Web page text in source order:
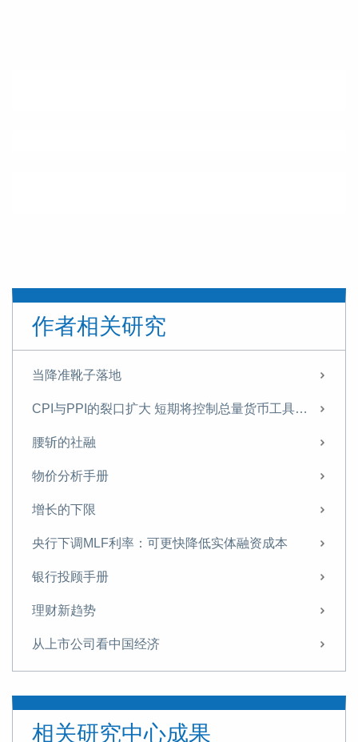
作者相关研究
当降准靴子落地
CPI与PPI的裂口扩大 短期将控制总量货币工具的使用
腰斩的社融
物价分析手册
增长的下限
央行下调MLF利率：可更快降低实体融资成本
银行投顾手册
理财新趋势
从上市公司看中国经济
如何理解美联储降息
相关研究中心成果